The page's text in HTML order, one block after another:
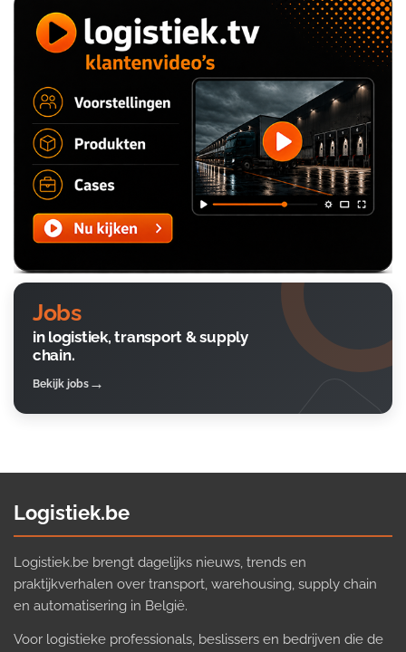
Jobs
in logistiek, transport & supply
chain.
Bekijk jobs
Logistiek.be
Logistiek.be brengt dagelijks nieuws, trends en
praktijkverhalen over transport, warehousing, supply chain
en automatisering in België.
Voor logistieke professionals, beslissers en bedrijven die de